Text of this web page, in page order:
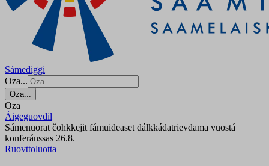
Sámediggi
Oza...
Oza...
Oza
Áigeguovdil
Sámenuorat čohkkejit fámuideaset dálkkádatrievdama vuostá
konferánssas 26.8.
Ruovttoluotta